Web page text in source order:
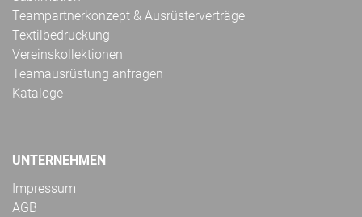
Teampartnerkonzept & Ausrüsterverträge
Textilbedruckung
Vereinskollektionen
Teamausrüstung anfragen
Kataloge
UNTERNEHMEN
Impressum
AGB